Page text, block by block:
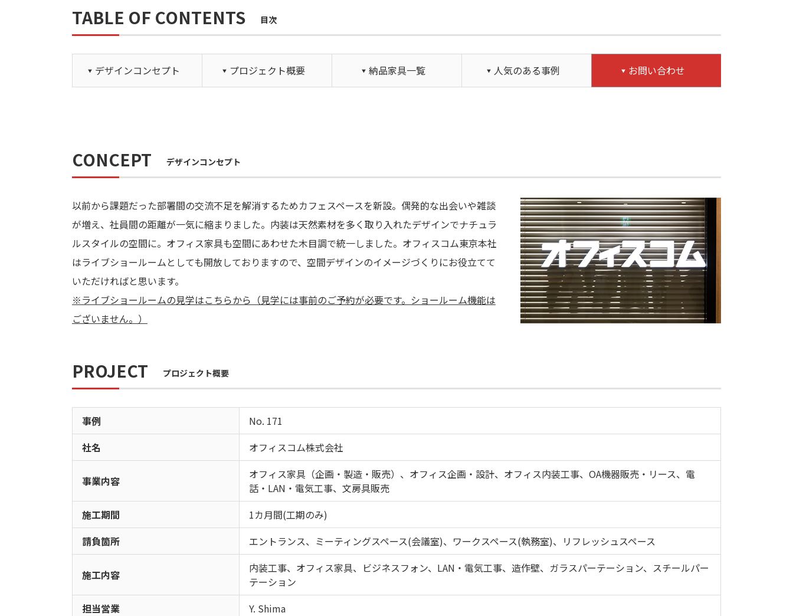
TABLE OF CONTENTS 目次
デザインコンセプト プロジェクト概要 納品家具一覧 人気のある事例 お問い合わせ
CONCEPT デザインコンセプト
以前から課題だった部署間の交流不足を解消するためカフェスペースを新設。偶発的な出会いや雑談
が増え、社員間の距離が一気に縮まりました。内装は天然素材を多く取り入れたデザインでナチュラ
ルスタイルの空間に。オフィス家具も空間にあわせた木目調で統一しました。オフィスコム東京本社
はライブショールームとしても開放しておりますので、空間デザインのイメージづくりにお役立てて
いただければと思います。
※ライブショールームの見学はこちらから（見学には事前のご予約が必要です。ショールーム機能は
ございません。）
PROJECT プロジェクト概要
事例
No. 171
社名
オフィスコム株式会社
事業内容
オフィス家具（企画・製造・販売）、オフィス企画・設計、オフィス内装工事、OA機器販売・リース、電
話・LAN・電気工事、文房具販売
施工期間
1カ月間(工期のみ)
請負箇所
エントランス、ミーティングスペース(会議室)、ワークスペース(執務室)、リフレッシュスペース
施工内容
内装工事、オフィス家具、ビジネスフォン、LAN・電気工事、造作壁、ガラスパーテーション、スチールパー
テーション
担当営業
Y. Shima